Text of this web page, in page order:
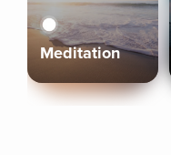
Meditation